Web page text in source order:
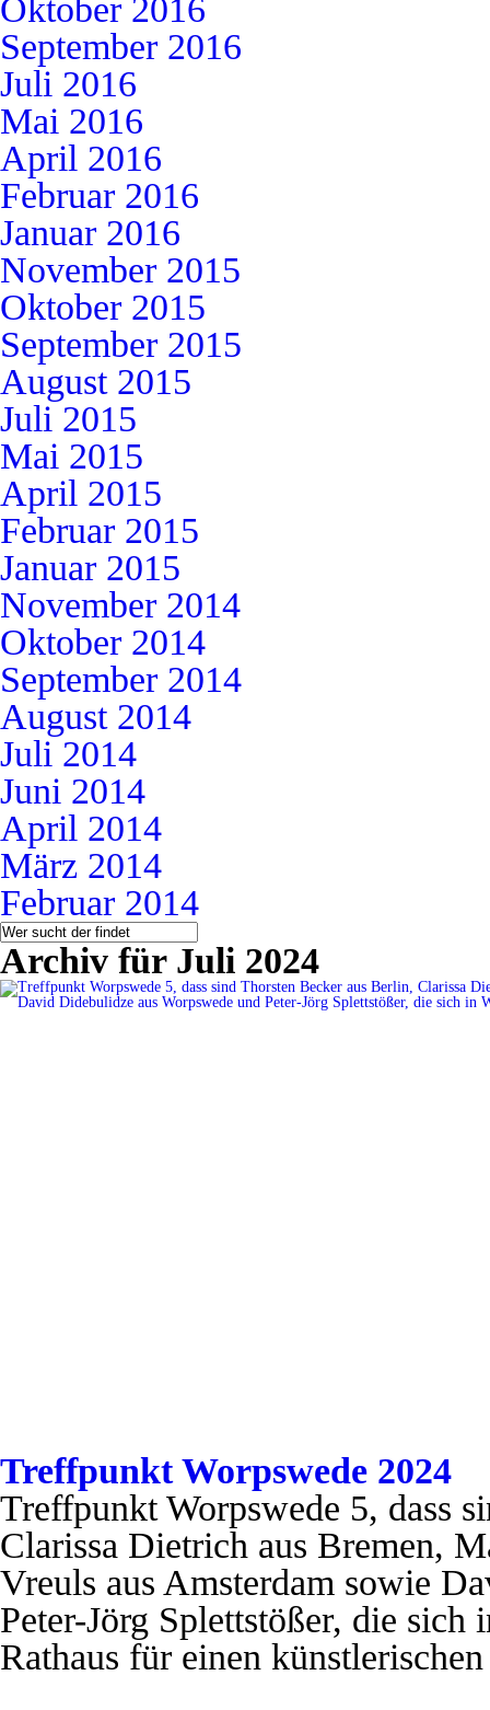
Oktober 2016
September 2016
Juli 2016
Mai 2016
April 2016
Februar 2016
Januar 2016
November 2015
Oktober 2015
September 2015
August 2015
Juli 2015
Mai 2015
April 2015
Februar 2015
Januar 2015
November 2014
Oktober 2014
September 2014
August 2014
Juli 2014
Juni 2014
April 2014
März 2014
Februar 2014
Archiv für Juli 2024
Treffpunkt Worpswede 2024
Treffpunkt Worpswede 5, dass
Clarissa Dietrich aus Bremen,
Vreuls aus Amsterdam sowie
Peter-Jörg Splettstößer, die
Rathaus für einen